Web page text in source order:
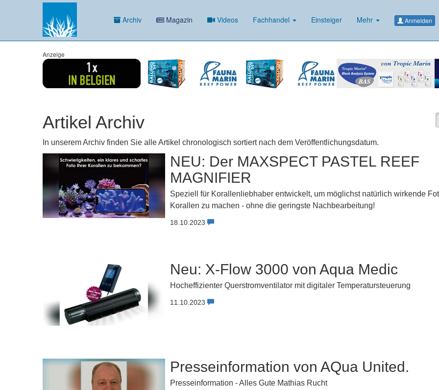
Archiv Magazin Videos Fachhandel Einsteiger Mehr Anmelden
Anzeige
Artikel Archiv
In unserem Archiv finden Sie alle Artikel chronologisch sortiert nach dem Veröffentlichungsdatum.
NEU: Der MAXSPECT PASTEL REEF
MAGNIFIER
Speziell für Korallenliebhaber entwickelt, um möglichst natürlich wirkende
Korallen zu machen - ohne die geringste Nachbearbeitung!
18.10.2023
Neu: X-Flow 3000 von Aqua Medic
Hocheffizienter Querstromventilator mit digitaler Temperatursteuerung
11.10.2023
Presseinformation von AQua United.
Presseinformation - Alles Gute Mathias Rucht